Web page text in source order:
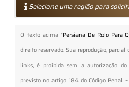
Selecione uma região para
O texto acima "Persiana De Rolo Para
direito reservado. Sua reprodução,
links, é proibida sem a autorização
previsto no artigo 184 do Código Penal. –